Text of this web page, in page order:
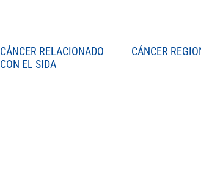
CÁNCER RELACIONADO
CON EL SIDA
CÁNCER